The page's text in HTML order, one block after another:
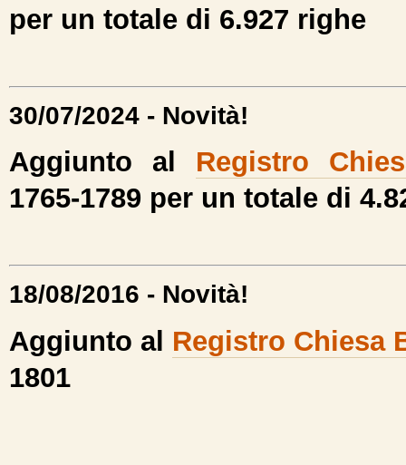
per un totale di 6.927 righe
30/07/2024 - Novità!
Aggiunto al Registro
1765-1789 per un totale di
18/08/2016 - Novità!
Aggiunto al Registro Chiesa
1801